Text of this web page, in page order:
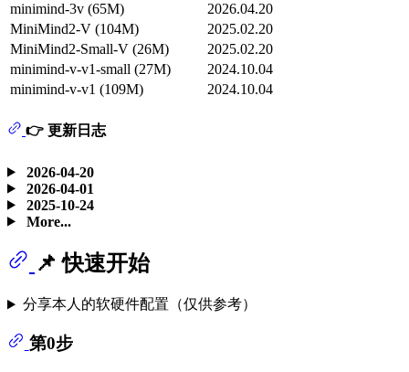
minimind-3v (65M)
2026.04.20
MiniMind2-V (104M)
2025.02.20
MiniMind2-Small-V (26M)
2025.02.20
minimind-v-v1-small (27M)
2024.10.04
minimind-v-v1 (109M)
2024.10.04
👉 更新日志
2026-04-20
2026-04-01
2025-10-24
More...
📌 快速开始
分享本人的软硬件配置（仅供参考）
第0步